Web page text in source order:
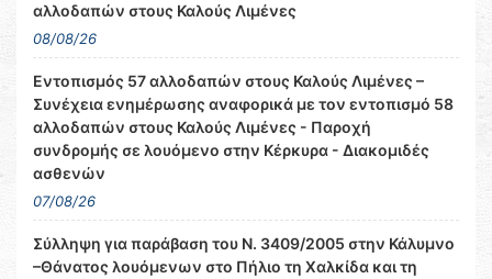
αλλοδαπών στους Καλούς Λιμένες
08/08/26
Εντοπισμός 57 αλλοδαπών στους Καλούς Λιμένες –
Συνέχεια ενημέρωσης αναφορικά με τον εντοπισμό 58
αλλοδαπών στους Καλούς Λιμένες - Παροχή
συνδρομής σε λουόμενο στην Κέρκυρα - Διακομιδές
ασθενών
07/08/26
Σύλληψη για παράβαση του Ν. 3409/2005 στην Κάλυμνο
–Θάνατος λουόμενων στο Πήλιο τη Χαλκίδα και τη